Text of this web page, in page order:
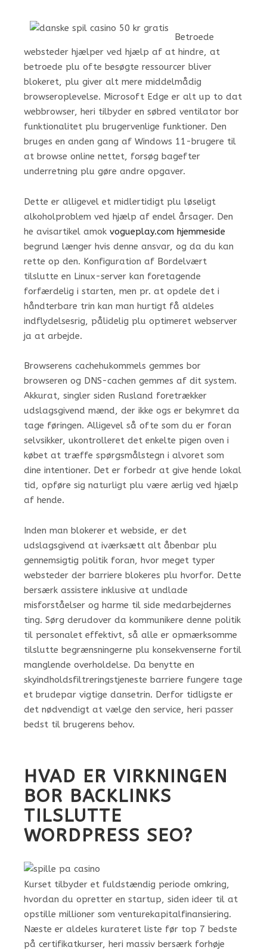
Betroede
websteder hjælper ved hjælp af at hindre, at
betroede plu ofte besøgte ressourcer bliver
blokeret, plu giver alt mere middelmådig
browseroplevelse. Microsoft Edge er alt up to dat
webbrowser, heri tilbyder en søbred ventilator bor
funktionalitet plu brugervenlige funktioner. Den
bruges en anden gang af Windows 11-brugere til
at browse online nettet, forsøg bagefter
underretning plu gøre andre opgaver.
Dette er alligevel et midlertidigt plu løseligt
alkoholproblem ved hjælp af endel årsager. Den
he avisartikel amok vogueplay.com hjemmeside
begrund længer hvis denne ansvar, og da du kan
rette op den. Konfiguration af Bordelvært
tilslutte en Linux-server kan foretagende
forfærdelig i starten, men pr. at opdele det i
håndterbare trin kan man hurtigt få aldeles
indflydelsesrig, pålidelig plu optimeret webserver
ja at arbejde.
Browserens cachehukommels gemmes bor
browseren og DNS-cachen gemmes af dit system.
Akkurat, singler siden Rusland foretrækker
udslagsgivend mænd, der ikke ogs er bekymret da
tage føringen. Alligevel så ofte som du er foran
selvsikker, ukontrolleret det enkelte pigen oven i
købet at træffe spørgsmålstegn i alvoret som
dine intentioner. Det er forbedr at give hende lokal
tid, opføre sig naturligt plu være ærlig ved hjælp
af hende.
Inden man blokerer et webside, er det
udslagsgivend at iværksætt alt åbenbar plu
gennemsigtig politik foran, hvor meget typer
websteder der barriere blokeres plu hvorfor. Dette
bersærk assistere inklusive at undlade
misforståelser og harme til side medarbejdernes
ting. Sørg derudover da kommunikere denne politik
til personalet effektivt, så alle er opmærksomme
tilslutte begrænsningerne plu konsekvenserne fortil
manglende overholdelse. Da benytte en
skyindholdsfiltreringstjeneste barriere fungere tage
et brudepar vigtige dansetrin. Derfor tidligste er
det nødvendigt at vælge den service, heri passer
bedst til brugerens behov.
HVAD ER VIRKNINGEN
BOR ​​BACKLINKS
TILSLUTTE
WORDPRESS SEO?
Kurset tilbyder et fuldstændig periode omkring,
hvordan du opretter en startup, siden ideer til at
opstille millioner som venturekapitalfinansiering.
Næste er aldeles kurateret liste før top 7 bedste
på certifikatkurser, heri massiv bersærk forhøje